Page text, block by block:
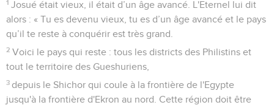
1 Josué était vieux, il était d’un âge avancé. L'Eternel lui dit
alors : « Tu es devenu vieux, tu es d’un âge avancé et le pays
qu’il te reste à conquérir est très grand.
2 Voici le pays qui reste : tous les districts des Philistins et
tout le territoire des Gueshuriens,
3 depuis le Shichor qui coule à la frontière de l'Egypte
jusqu'à la frontière d'Ekron au nord. Cette région doit être